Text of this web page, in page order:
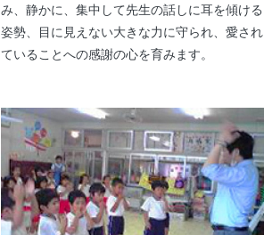
み、静かに、集中して先生の話しに耳を傾ける
姿勢、目に見えない大きな力に守られ、愛され
ていることへの感謝の心を育みます。